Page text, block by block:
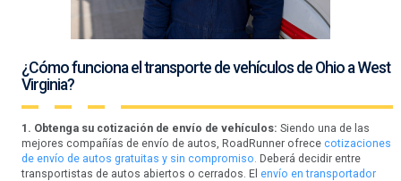
¿Cómo funciona el transporte de vehículos de Ohio a West
Virginia?
1. Obtenga su cotización de envío de vehículos: Siendo una de las
mejores compañías de envío de autos, RoadRunner ofrece cotizaciones
de envío de autos gratuitas y sin compromiso. Deberá decidir entre
transportistas de autos abiertos o cerrados. El envío en transportador